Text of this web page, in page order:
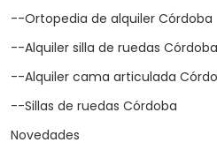
--Ortopedia de alquiler Córdoba
--Alquiler silla de ruedas Córdoba
--Alquiler cama articulada
--Sillas de ruedas Córdoba
Novedades